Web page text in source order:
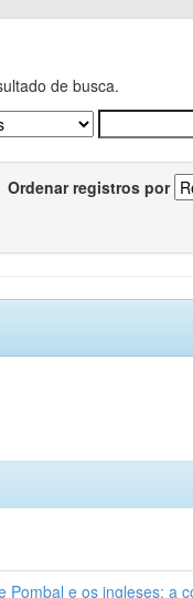
de busca.
Ordenar registros por
Pombal e os ingleses: a